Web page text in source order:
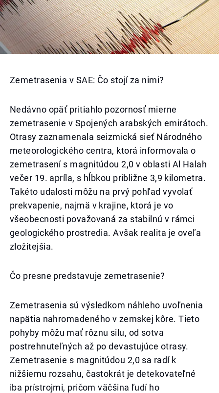
Zemetrasenia v SAE: Čo stojí za nimi?
Nedávno opäť pritiahlo pozornosť mierne
zemetrasenie v Spojených arabských emirátoch.
Otrasy zaznamenala seizmická sieť Národného
meteorologického centra, ktorá informovala o
zemetrasení s magnitúdou 2,0 v oblasti Al Halah
večer 19. apríla, s hĺbkou približne 3,9 kilometra.
Takéto udalosti môžu na prvý pohľad vyvolať
prekvapenie, najmä v krajine, ktorá je vo
všeobecnosti považovaná za stabilnú v rámci
geologického prostredia. Avšak realita je oveľa
zložitejšia.
Čo presne predstavuje zemetrasenie?
Zemetrasenia sú výsledkom náhleho uvoľnenia
napätia nahromadeného v zemskej kôre. Tieto
pohyby môžu mať rôznu silu, od sotva
postrehnuteľných až po devastujúce otrasy.
Zemetrasenie s magnitúdou 2,0 sa radí k
nižšiemu rozsahu, častokrát je detekovateľné
iba prístrojmi, pričom väčšina ľudí ho